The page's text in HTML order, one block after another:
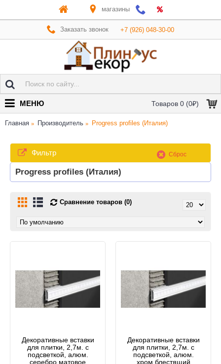
магазины
Заказать звонок +7 (926) 048-30-00
Товаров 0 (0₽)
МЕНЮ
Главная Производитель Progress profiles (Италия)
Фильтр Сброс
Progress profiles (Италия)
Сравнение товаров (0)
Декоративные вставки
для плитки, 2,7м. с
подсветкой, алюм.
серебро матовое
Декоративные вставки
для плитки, 2,7м. с
подсветкой, алюм.
хром блестящий